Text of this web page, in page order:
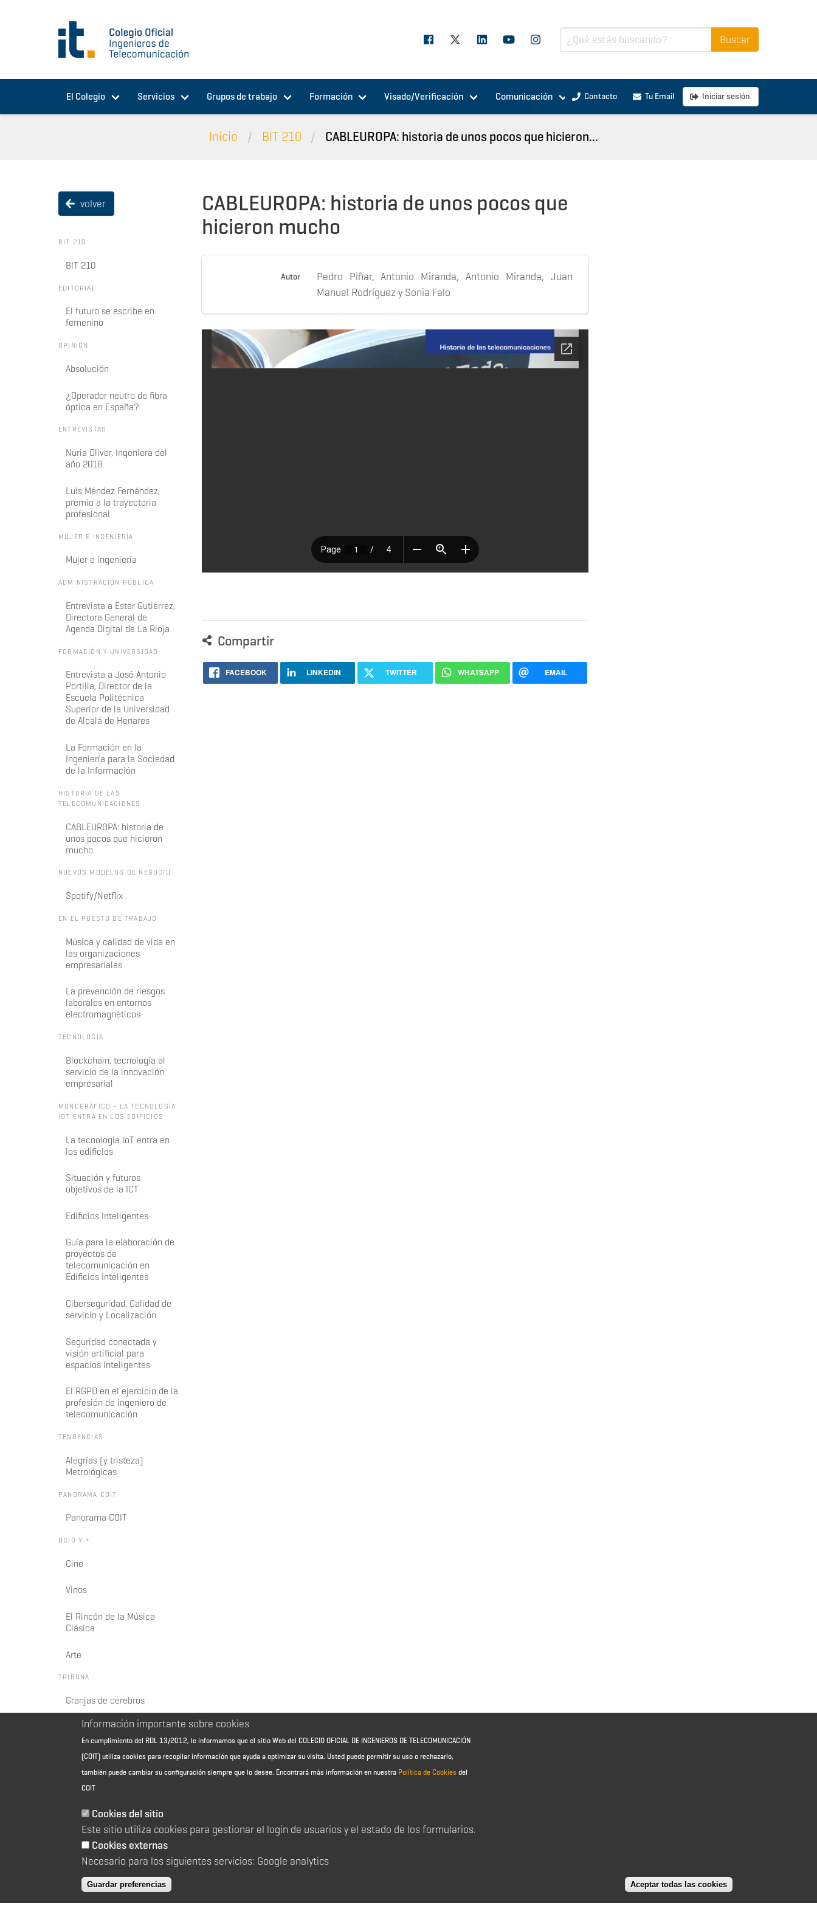
El Colegio Servicios Grupos de trabajo Formación Visado/Verificación Comunicación Contacto Tu Email Iniciar sesión
Inicio BIT 210 CABLEUROPA: historia de unos pocos que hicieron...
volver
BIT 210
BIT 210
EDITORIAL
El futuro se escribe en
femenino
OPINIÓN
Absolución
¿Operador neutro de fibra
óptica en España?
ENTREVISTAS
Nuria Oliver, Ingeniera del
año 2018
Luis Méndez Fernández,
premio a la trayectoria
profesional
MUJER E INGENIERÍA
Mujer e ingeniería
ADMINISTRACIÓN PÚBLICA
Entrevista a Ester Gutiérrez,
Directora General de
Agenda Digital de La Rioja
FORMACIÓN Y UNIVERSIDAD
Entrevista a José Antonio
Portilla, Director de la
Escuela Politécnica
Superior de la Universidad
de Alcalá de Henares
La Formación en la
Ingeniería para la Sociedad
de la Información
HISTORIA DE LAS
TELECOMUNICACIONES
CABLEUROPA: historia de
unos pocos que hicieron
mucho
NUEVOS MODELOS DE NEGOCIO
Spotify/Netflix
EN EL PUESTO DE TRABAJO
Música y calidad de vida en
las organizaciones
empresariales
La prevención de riesgos
laborales en entornos
electromagnéticos
TECNOLOGÍA
Blockchain, tecnología al
servicio de la innovación
empresarial
MONOGRÁFICO - LA TECNOLOGÍA
IOT ENTRA EN LOS EDIFICIOS
La tecnología IoT entra en
los edificios
Situación y futuros
objetivos de la ICT
Edificios Inteligentes
Guía para la elaboración de
proyectos de
telecomunicación en
Edificios Inteligentes
Ciberseguridad, Calidad de
servicio y Localización
Seguridad conectada y
visión artificial para
espacios inteligentes
El RGPD en el ejercicio de la
profesión de ingeniero de
telecomunicación
TENDENCIAS
Alegrías (y tristeza)
Metrológicas
PANORAMA COIT
Panorama COIT
OCIO Y +
Cine
Vinos
El Rincón de la Música
Clásica
Arte
TRIBUNA
Granjas de cerebros
CABLEUROPA: historia de unos pocos que
hicieron mucho
Autor
Pedro Piñar, Antonio Miranda, Antonio Miranda, Juan
Manuel Rodríguez y Sonia Falo
Compartir
FACEBOOK LINKEDIN TWITTER WHATSAPP EMAIL
Aviso Legal - Información general
Contacto
Política de cookies
Política de reembolso
Sitemap
Información importante sobre cookies
En cumplimiento del RDL 13/2012, le informamos que el sitio Web del COLEGIO OFICIAL DE INGENIEROS DE TELECOMUNICACIÓN
(COIT) utiliza cookies para recopilar información que ayuda a optimizar su visita. Usted puede permitir su uso o rechazarlo,
también puede cambiar su configuración siempre que lo desee. Encontrará más información en nuestra Política de Cookies del
COIT
Cookies del sitio
Este sitio utiliza cookies para gestionar el login de usuarios y el estado de los formularios.
Cookies externas
Necesario para los siguientes servicios: Google analytics
Guardar preferencias Aceptar todas las cookies